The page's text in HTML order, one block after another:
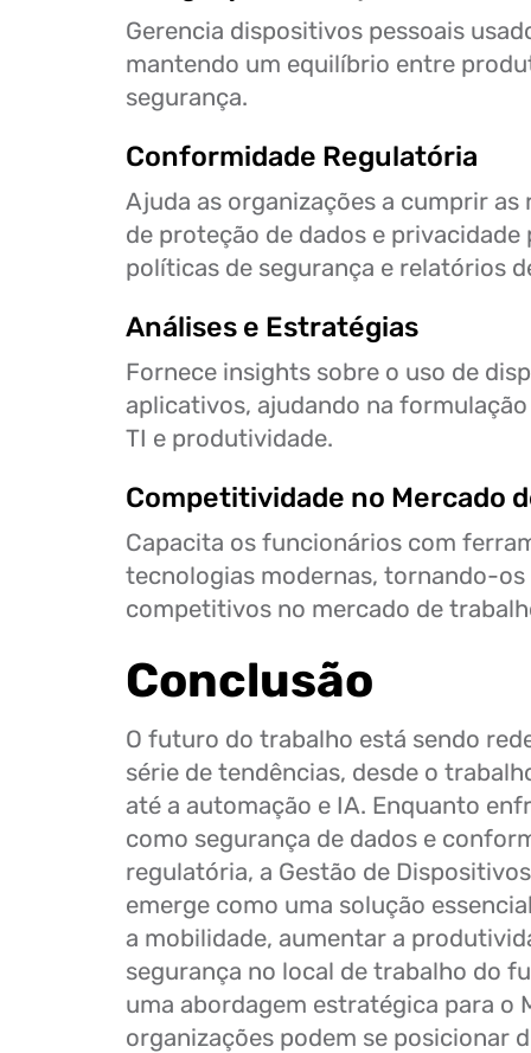
Gerencia dispositivos pessoais
mantendo um equilíbrio entre
segurança.
Conformidade Regulatória
Ajuda as organizações a cumprir as
de proteção de dados e privacidade
políticas de segurança e relatórios
Análises e Estratégias
Fornece insights sobre o uso de
aplicativos, ajudando na
TI e produtividade.
Competitividade no Mercado
Capacita os funcionários com
tecnologias modernas, tornando-os
competitivos no mercado de
Conclusão
O futuro do trabalho está sendo
série de tendências, desde o
até a automação e IA. Enquanto
como segurança de dados e
regulatória, a Gestão de
emerge como uma solução
a mobilidade, aumentar a
segurança no local de trabalho do
uma abordagem estratégica para o
organizações podem se posicionar